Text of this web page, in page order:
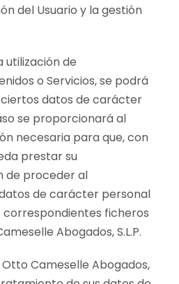
del Usuario y la gestión
utilización de
o Servicios, se podrá
datos de carácter
se proporcionará al
necesaria para que, con
prestar su
de proceder al
de carácter personal
correspondientes ficheros
Abogados, S.L.P.
Otto Cameselle Abogados,